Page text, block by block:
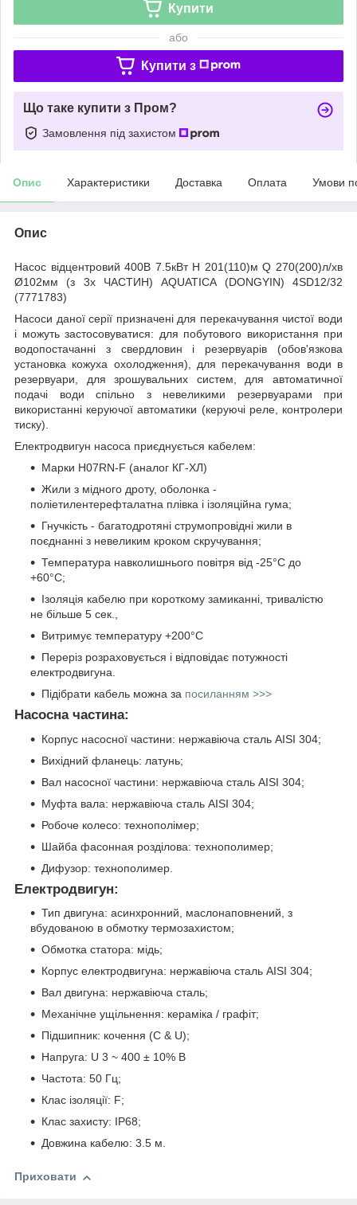
Купити
або
Купити з
Що таке купити з Пром?
Замовлення під захистом
Опис Характеристики Доставка Оплата Умови
Опис
Насос відцентровий 400В 7.5кВт H 201(110)м Q 270(200)л/хв
Ø102мм (з 3х ЧАСТИН) AQUATICA (DONGYIN) 4SD12/32
(7771783)
Насоси даної серії призначені для перекачування чистої води
і можуть застосовуватися: для побутового використання при
водопостачанні з свердловин і резервуарів (обов'язкова
установка кожуха охолодження), для перекачування води в
резервуари, для зрошувальних систем, для автоматичної
подачі води спільно з невеликими резервуарами при
використанні керуючої автоматики (керуючі реле, контролери
тиску).
Електродвигун насоса приєднується кабелем:
Марки H07RN-F (аналог КГ-ХЛ)
Жили з мідного дроту, оболонка -
поліетилентерефталатна плівка і ізоляційна гума;
Гнучкість - багатодротяні струмопровідні жили в
поєднанні з невеликим кроком скручування;
Температура навколишнього повітря від -25°C до
+60°C;
Ізоляція кабелю при короткому замиканні, тривалістю
не більше 5 сек.,
Витримує температуру +200°C
Переріз розраховується і відповідає потужності
електродвигуна.
Підібрати кабель можна за посиланням >>>
Насосна частина:
Корпус насосної частини: нержавіюча сталь AISI 304;
Вихідний фланець: латунь;
Вал насосної частини: нержавіюча сталь AISI 304;
Муфта вала: нержавіюча сталь AISI 304;
Робоче колесо: технополімер;
Шайба фасонная розділова: технополимер;
Дифузор: технополимер.
Електродвигун:
Тип двигуна: асинхронний, маслонаповнений, з
вбудованою в обмотку термозахистом;
Обмотка статора: мідь;
Корпус електродвигуна: нержавіюча сталь AISI 304;
Вал двигуна: нержавіюча сталь;
Механічне ущільнення: кераміка / графіт;
Підшипник: кочення (C & U);
Напруга: U 3 ~ 400 ± 10% В
Частота: 50 Гц;
Клас ізоляції: F;
Клас захисту: IP68;
Довжина кабелю: 3.5 м.
Приховати